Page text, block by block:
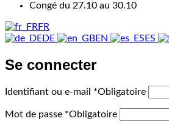
Congé du 27.10 au 30.10
FR
DE
EN ES
Se connecter
Identifiant ou e-mail *Obligatoire
Mot de passe *Obligatoire